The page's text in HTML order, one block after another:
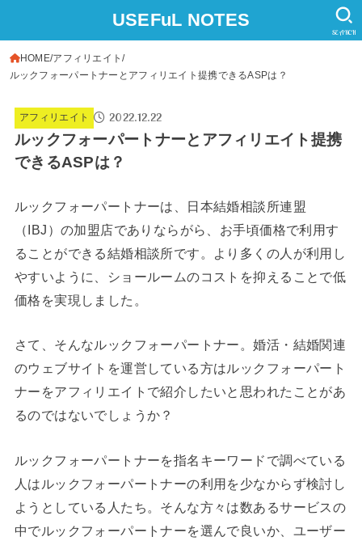
USEFuL NOTES
SEARCH
HOME アフィリエイト
ルックフォーパートナーとアフィリエイト提携できるASPは？
アフィリエイト 2022.12.22
ルックフォーパートナーとアフィリエイト提携
できるASPは？
ルックフォーパートナーは、日本結婚相談所連盟
（IBJ）の加盟店でありならがら、お手頃価格で利用す
ることができる結婚相談所です。より多くの人が利用し
やすいように、ショールームのコストを抑えることで低
価格を実現しました。
さて、そんなルックフォーパートナー。婚活・結婚関連
のウェブサイトを運営している方はルックフォーパート
ナーをアフィリエイトで紹介したいと思われたことがあ
るのではないでしょうか？
ルックフォーパートナーを指名キーワードで調べている
人はルックフォーパートナーの利用を少なからず検討し
ようとしている人たち。そんな方々は数あるサービスの
中でルックフォーパートナーを選んで良いか、ユーザー